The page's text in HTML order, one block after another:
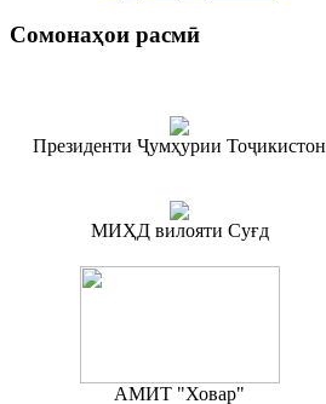
Сомонаҳои расмӣ
Президенти Ҷумҳурии Тоҷикистон
МИҲД вилояти Суғд
АМИТ "Ховар"